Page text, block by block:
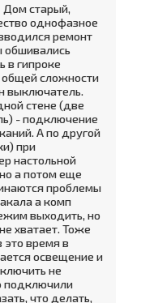
старый,
однофазное
ремонт
обшивались
в гипроке
сложности
выключатель.
стене (две
- подключение
А по другой
при
настольной
а потом еще
проблемы
а комп
выходить, но
хватает. Тоже
время в
освещение и
не
подключили
что делать,